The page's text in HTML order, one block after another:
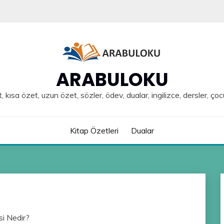
ARABULOKU
özet, uzun özet, sözler, ödev, dualar, ingilizce, dersler,
Kitap Özetleri Dualar
Nedir?